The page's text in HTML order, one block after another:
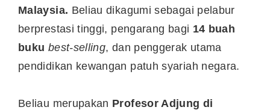
Malaysia. Beliau dikagumi sebagai pelabur
berprestasi tinggi, pengarang bagi 14 buah
buku best-selling, dan penggerak utama
pendidikan kewangan patuh syariah negara.
Beliau merupakan Profesor Adjung di